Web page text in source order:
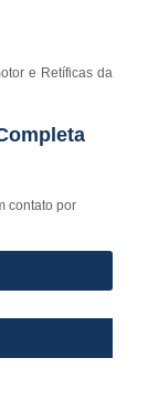
e Retíficas da
contato por